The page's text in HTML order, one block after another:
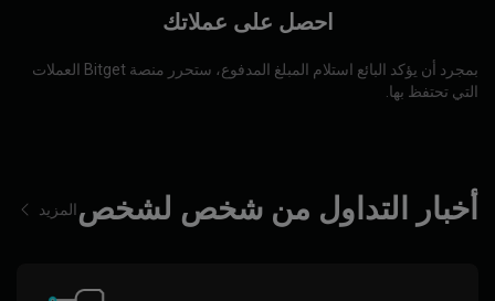
احصل على عملاتك
بمجرد أن يؤكد البائع استلام المبلغ المدفوع، ستحرر منصة Bitget العملات
التي تحتفظ بها.
أخبار التداول من شخص لشخص المزيد